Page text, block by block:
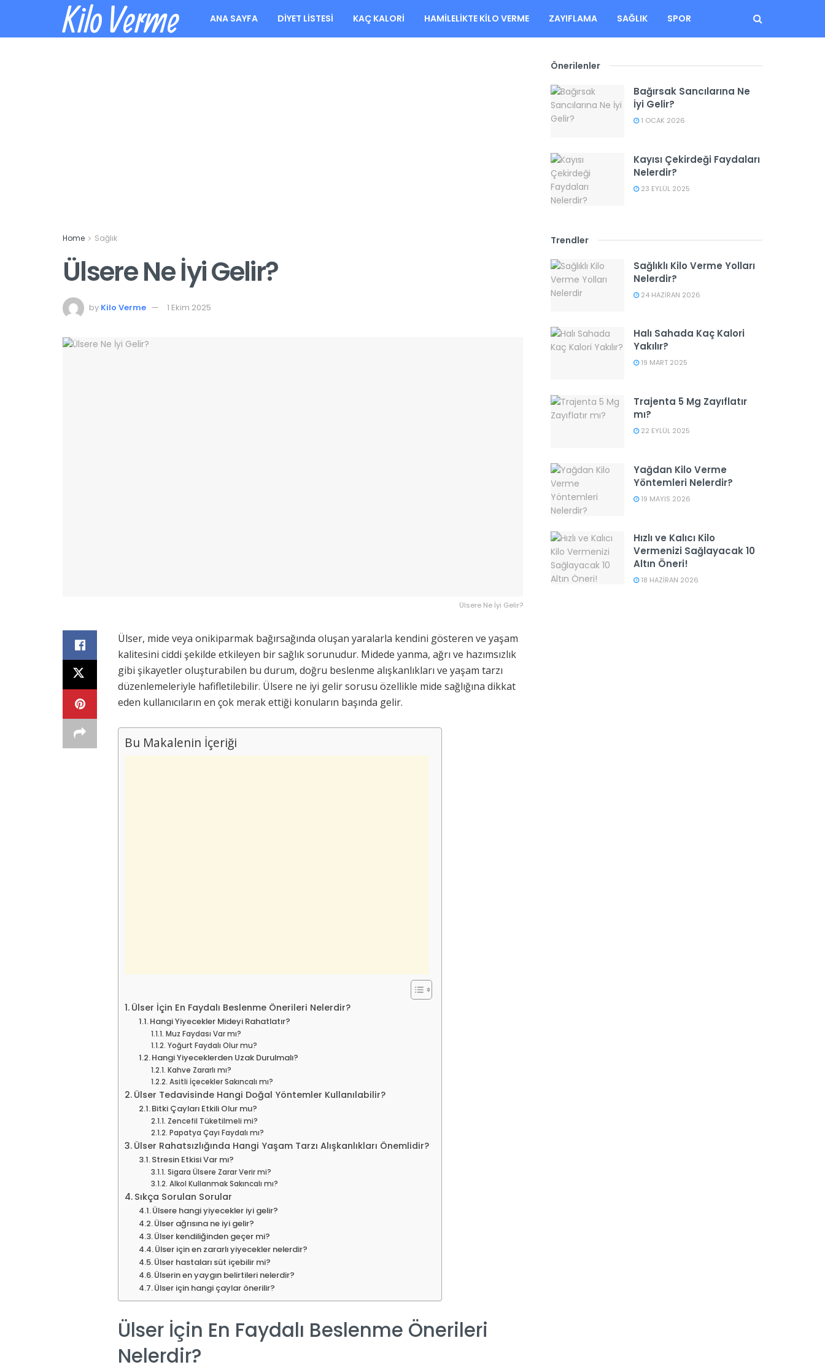
Kilo Verme ANA SAYFA DIYET LISTESI KAÇ KALORI HAMILELIKTE KILO VERME ZAYIFLAMA SAĞLIK SPOR
Home Sağlık
Ülsere Ne İyi Gelir?
by Kilo Verme 1 Ekim 2025
Ülsere Ne İyi Gelir?
Ülser, mide veya onikiparmak bağırsağında oluşan yaralarla kendini gösteren ve yaşam
kalitesini ciddi şekilde etkileyen bir sağlık sorunudur. Midede yanma, ağrı ve hazımsızlık
gibi şikayetler oluşturabilen bu durum, doğru beslenme alışkanlıkları ve yaşam tarzı
düzenlemeleriyle hafifletilebilir. Ülsere ne iyi gelir sorusu özellikle mide sağlığına dikkat
eden kullanıcıların en çok merak ettiği konuların başında gelir.
Bu Makalenin İçeriği
Ülser İçin En Faydalı Beslenme Önerileri Nelerdir?
Hangi Yiyecekler Mideyi Rahatlatır?
Muz Faydası Var mı?
Yoğurt Faydalı Olur mu?
Hangi Yiyeceklerden Uzak Durulmalı?
Kahve Zararlı mı?
Asitli İçecekler Sakıncalı mı?
Ülser Tedavisinde Hangi Doğal Yöntemler Kullanılabilir?
Bitki Çayları Etkili Olur mu?
Zencefil Tüketilmeli mi?
Papatya Çayı Faydalı mı?
Ülser Rahatsızlığında Hangi Yaşam Tarzı Alışkanlıkları Önemlidir?
Stresin Etkisi Var mı?
Sigara Ülsere Zarar Verir mi?
Alkol Kullanmak Sakıncalı mı?
Sıkça Sorulan Sorular
Ülsere hangi yiyecekler iyi gelir?
Ülser ağrısına ne iyi gelir?
Ülser kendiliğinden geçer mi?
Ülser için en zararlı yiyecekler nelerdir?
Ülser hastaları süt içebilir mi?
Ülserin en yaygın belirtileri nelerdir?
Ülser için hangi çaylar önerilir?
Ülser İçin En Faydalı Beslenme Önerileri
Nelerdir?
Önerilenler
Bağırsak Sancılarına Ne
İyi Gelir?
1 OCAK 2026
Kayısı Çekirdeği Faydaları
Nelerdir?
23 EYLÜL 2025
Trendler
Sağlıklı Kilo Verme Yolları
Nelerdir?
24 HAZIRAN 2026
Halı Sahada Kaç Kalori
Yakılır?
19 MART 2025
Trajenta 5 Mg Zayıflatır
mı?
22 EYLÜL 2025
Yağdan Kilo Verme
Yöntemleri Nelerdir?
19 MAYIS 2026
Hızlı ve Kalıcı Kilo
Vermenizi Sağlayacak 10
Altın Öneri!
18 HAZIRAN 2026